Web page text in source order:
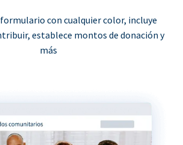
con cualquier color, incluye
establece montos de donación y
más